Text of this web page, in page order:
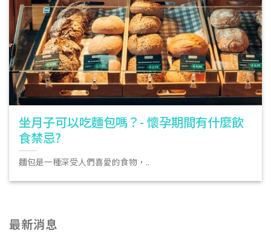
坐月子可以吃麵包嗎？- 懷孕期間有什麼飲
食禁忌?
麵包是一種深受人們喜愛的食物，..
最新消息